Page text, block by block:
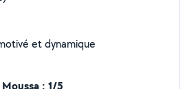
et dynamique
: 1/5